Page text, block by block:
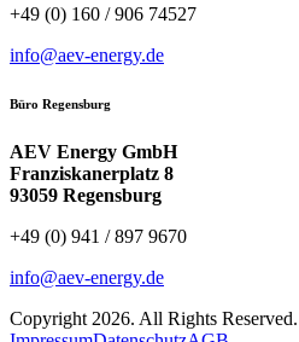
+49 (0) 160 / 906 74527
info@aev-energy.de
Büro Regensburg
AEV Energy GmbH
Franziskanerplatz 8
93059 Regensburg
+49 (0) 941 / 897 9670
info@aev-energy.de
Copyright 2026. All Rights Reserved.